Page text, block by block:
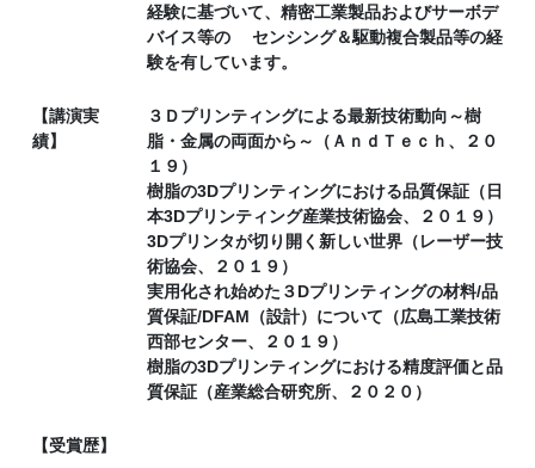
経験に基づいて、精密工業製品およびサーボデ
バイス等の センシング＆駆動複合製品等の経
験を有しています。
【講演実
績】
３Ｄプリンティングによる最新技術動向～樹
脂・金属の両面から～（ＡｎｄＴｅｃｈ、２０
１９）
樹脂の3Dプリンティングにおける品質保証（日
本3Dプリンティング産業技術協会、２０１９）
3Dプリンタが切り開く新しい世界（レーザー技
術協会、２０１９）
実用化され始めた３Dプリンティングの材料/品
質保証/DFAM（設計）について（広島工業技術
西部センター、２０１９）
樹脂の3Dプリンティングにおける精度評価と品
質保証（産業総合研究所、２０２０）
【受賞歴】